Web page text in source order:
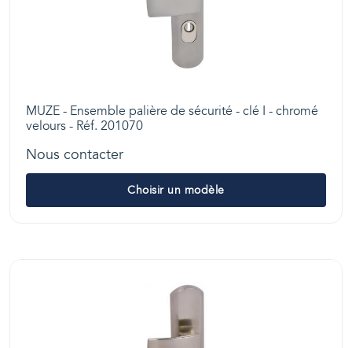
MUZE - Ensemble palière de sécurité - clé I - chromé
velours - Réf. 201070
Nous contacter
Choisir un modèle